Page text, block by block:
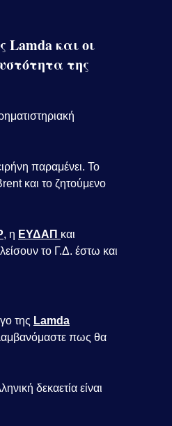
και οι
της
παραμένει. Το
και το ζητούμενο
, η ΕΥΔΑΠ και
το Γ.Δ. έστω και
της Lamda
πως θα
δεκαετία είναι